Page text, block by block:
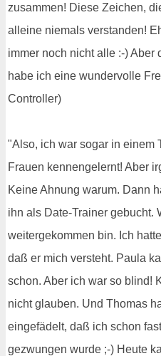
zusammen! Diese Zeichen,
alleine niemals verstanden!
immer noch nicht alle :-) Aber
habe ich eine wundervolle
Controller)
"Also, ich war sogar in einem
Frauen kennengelernt! Aber
Keine Ahnung warum. Dann
ihn als Date-Trainer
weitergekommen bin. Ich
daß er mich versteht. Paula
schon. Aber ich war so blind!
nicht glauben. Und Thomas
eingefädelt, daß ich schon
gezwungen wurde ;-) Heute